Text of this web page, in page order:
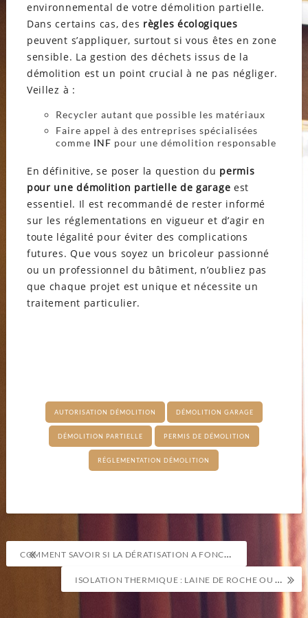
environnemental de votre démolition partielle.
Dans certains cas, des règles écologiques
peuvent s’appliquer, surtout si vous êtes en zone
sensible. La gestion des déchets issus de la
démolition est un point crucial à ne pas négliger.
Veillez à :
Recycler autant que possible les matériaux
Faire appel à des entreprises spécialisées
comme INF pour une démolition responsable
En définitive, se poser la question du permis
pour une démolition partielle de garage est
essentiel. Il est recommandé de rester informé
sur les réglementations en vigueur et d’agir en
toute légalité pour éviter des complications
futures. Que vous soyez un bricoleur passionné
ou un professionnel du bâtiment, n’oubliez pas
que chaque projet est unique et nécessite un
traitement particulier.
AUTORISATION DÉMOLITION DÉMOLITION GARAGE
DÉMOLITION PARTIELLE PERMIS DE DÉMOLITION
RÉGLEMENTATION DÉMOLITION
Navigation
de
l’article
COMMENT SAVOIR SI LA DÉRATISATION A FONCTIONNÉ ?
ISOLATION THERMIQUE : LAINE DE ROCHE OU MOUSSE POLYURÉTHANE